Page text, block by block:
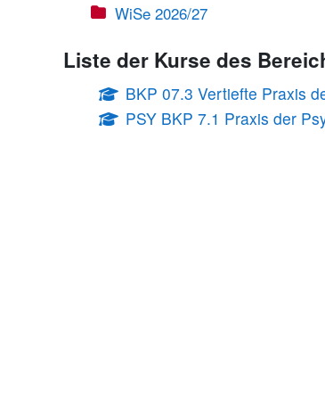
WiSe 2026/27
Liste der Kurse des
BKP 07.3 Vertiefte Praxis
PSY BKP 7.1 Praxis der